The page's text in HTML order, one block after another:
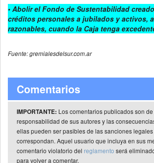
• Abolir el Fondo de Sustentabilidad
créditos personales a jubilados y activos,
razonables, cuando la Caja tenga
Fuente: gremialesdelsur.com.ar
Comentarios
IMPORTANTE: Los comentarios publicados son
responsabilidad de sus autores y las
ellas pueden ser pasibles de las sanciones legales
correspondan. Aquel usuario que incluya en sus
comentario violatorio del reglamento será
para volver a comentar.